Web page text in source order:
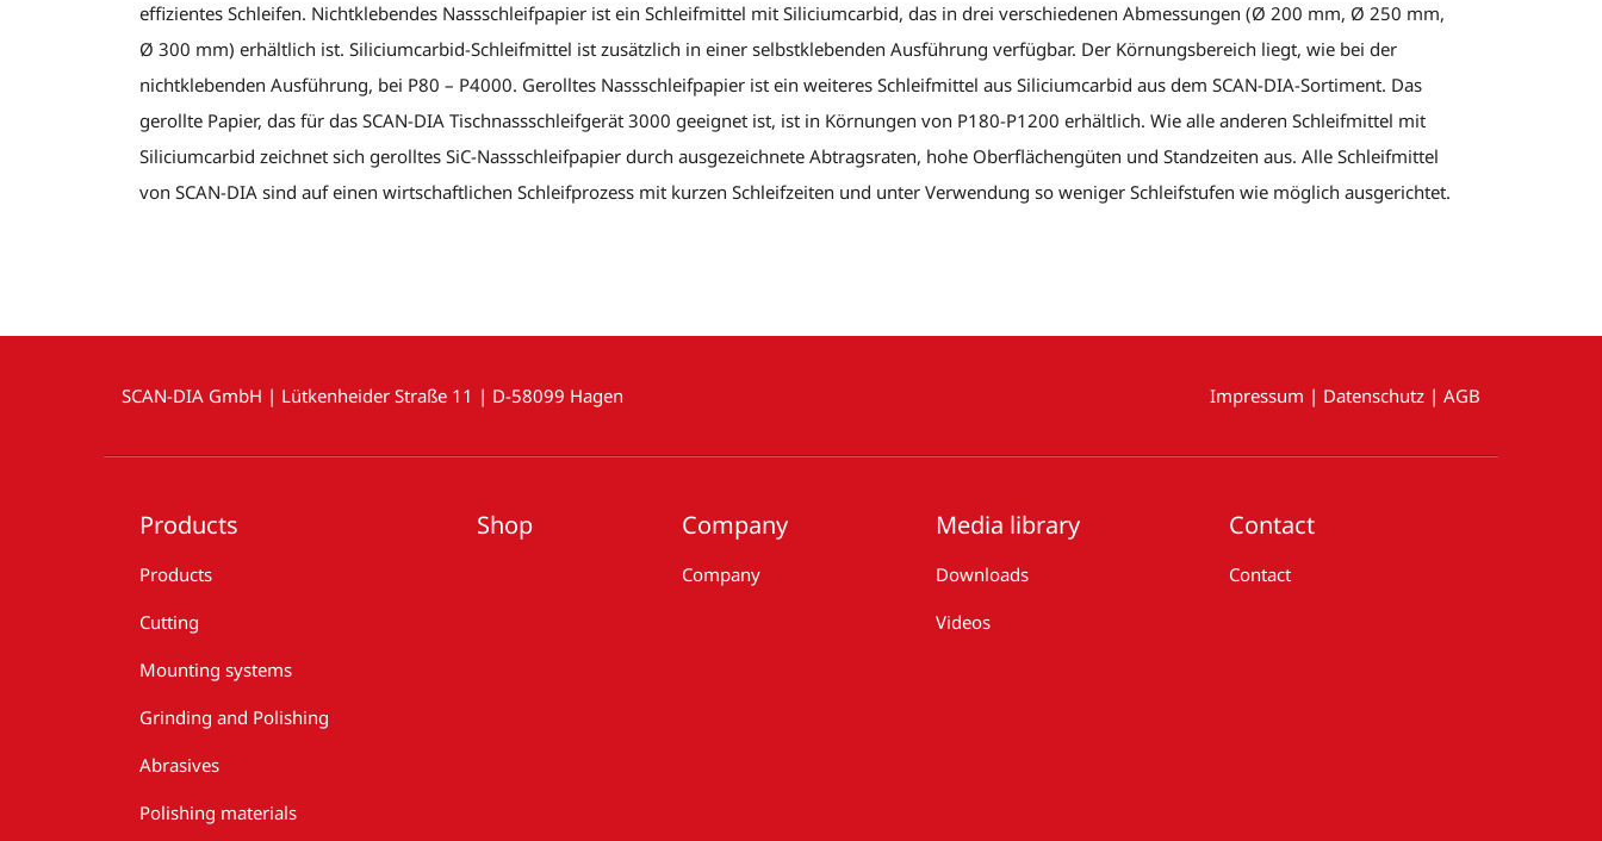
effizientes Schleifen. Nichtklebendes Nassschleifpapier ist ein Schleifmittel mit Siliciumcarbid, das in drei verschiedenen Abmessungen (Ø 200 mm, Ø 250 mm,
Ø 300 mm) erhältlich ist. Siliciumcarbid-Schleifmittel ist zusätzlich in einer selbstklebenden Ausführung verfügbar. Der Körnungsbereich liegt, wie bei der
nichtklebenden Ausführung, bei P80 – P4000. Gerolltes Nassschleifpapier ist ein weiteres Schleifmittel aus Siliciumcarbid aus dem SCAN-DIA-Sortiment. Das
gerollte Papier, das für das SCAN-DIA Tischnassschleifgerät 3000 geeignet ist, ist in Körnungen von P180-P1200 erhältlich. Wie alle anderen Schleifmittel mit
Siliciumcarbid zeichnet sich gerolltes SiC-Nassschleifpapier durch ausgezeichnete Abtragsraten, hohe Oberflächengüten und Standzeiten aus. Alle Schleifmittel
von SCAN-DIA sind auf einen wirtschaftlichen Schleifprozess mit kurzen Schleifzeiten und unter Verwendung so weniger Schleifstufen wie möglich ausgerichtet.
SCAN-DIA GmbH | Lütkenheider Straße 11 | D-58099 Hagen Impressum | Datenschutz | AGB
Products
Products
Cutting
Mounting systems
Grinding and Polishing
Abrasives
Polishing materials
Shop Company
Company
Media library
Downloads
Videos
Contact
Contact